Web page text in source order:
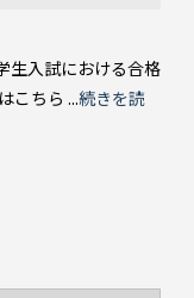
生入試における合格
こちら ...続きを読